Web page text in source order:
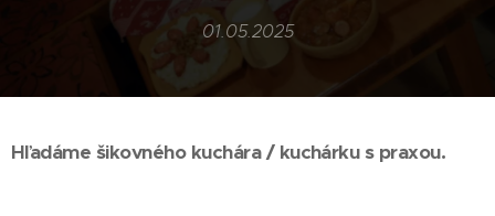
01.05.2025
Hľadáme šikovného kuchára / kuchárku s praxou.